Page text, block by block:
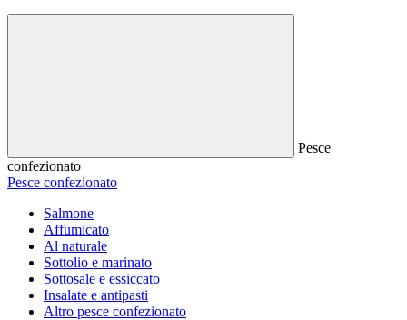
Pesce
confezionato
Pesce confezionato
Salmone
Affumicato
Al naturale
Sottolio e marinato
Sottosale e essiccato
Insalate e antipasti
Altro pesce confezionato